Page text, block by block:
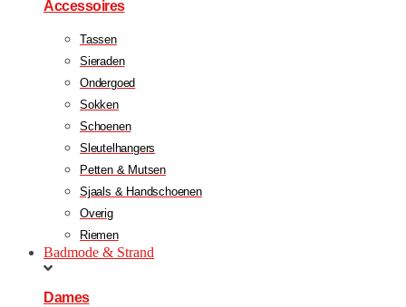
Accessoires
Tassen
Sieraden
Ondergoed
Sokken
Schoenen
Sleutelhangers
Petten & Mutsen
Sjaals & Handschoenen
Overig
Riemen
Badmode & Strand
Dames